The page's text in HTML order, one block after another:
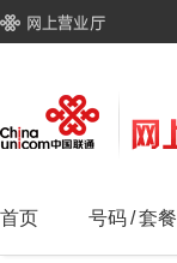
首页 号码/套餐